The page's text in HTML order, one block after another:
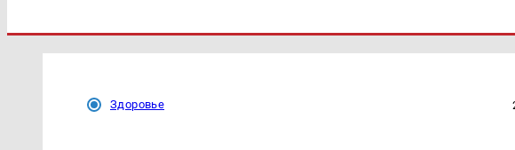
Здоровье